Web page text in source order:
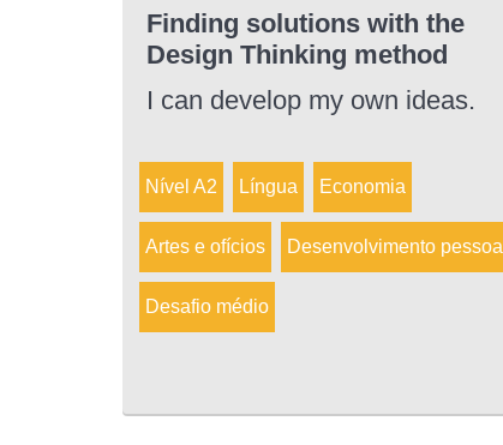
Finding solutions with the
Design Thinking method
I can develop my own ideas.
Nível A2 Língua Economia
Artes e ofícios Desenvolvimento pessoal
Desafio médio